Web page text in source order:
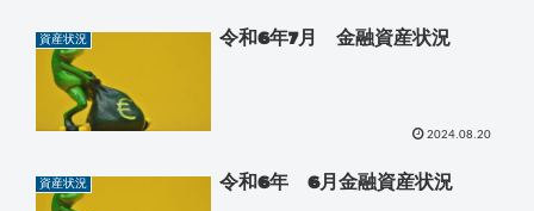
資産状況 令和6年7月 金融資産状況
2024.08.20
資産状況 令和6年 6月金融資産状況